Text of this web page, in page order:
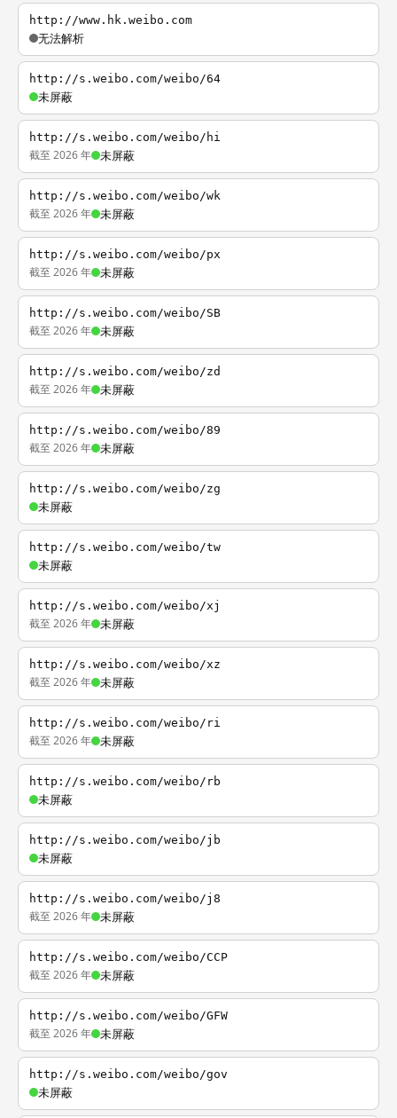
http://www.hk.weibo.com
无法解析
http://s.weibo.com/weibo/64
未屏蔽
http://s.weibo.com/weibo/hi
截至 2026 年 未屏蔽
http://s.weibo.com/weibo/wk
截至 2026 年 未屏蔽
http://s.weibo.com/weibo/px
截至 2026 年 未屏蔽
http://s.weibo.com/weibo/SB
截至 2026 年 未屏蔽
http://s.weibo.com/weibo/zd
截至 2026 年 未屏蔽
http://s.weibo.com/weibo/89
截至 2026 年 未屏蔽
http://s.weibo.com/weibo/zg
未屏蔽
http://s.weibo.com/weibo/tw
未屏蔽
http://s.weibo.com/weibo/xj
截至 2026 年 未屏蔽
http://s.weibo.com/weibo/xz
截至 2026 年 未屏蔽
http://s.weibo.com/weibo/ri
截至 2026 年 未屏蔽
http://s.weibo.com/weibo/rb
未屏蔽
http://s.weibo.com/weibo/jb
未屏蔽
http://s.weibo.com/weibo/j8
截至 2026 年 未屏蔽
http://s.weibo.com/weibo/CCP
截至 2026 年 未屏蔽
http://s.weibo.com/weibo/GFW
截至 2026 年 未屏蔽
http://s.weibo.com/weibo/gov
未屏蔽